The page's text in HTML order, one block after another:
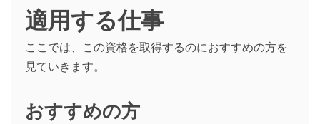
適用する仕事
ここでは、この資格を取得するのにおすすめの方を
見ていきます。
おすすめの方